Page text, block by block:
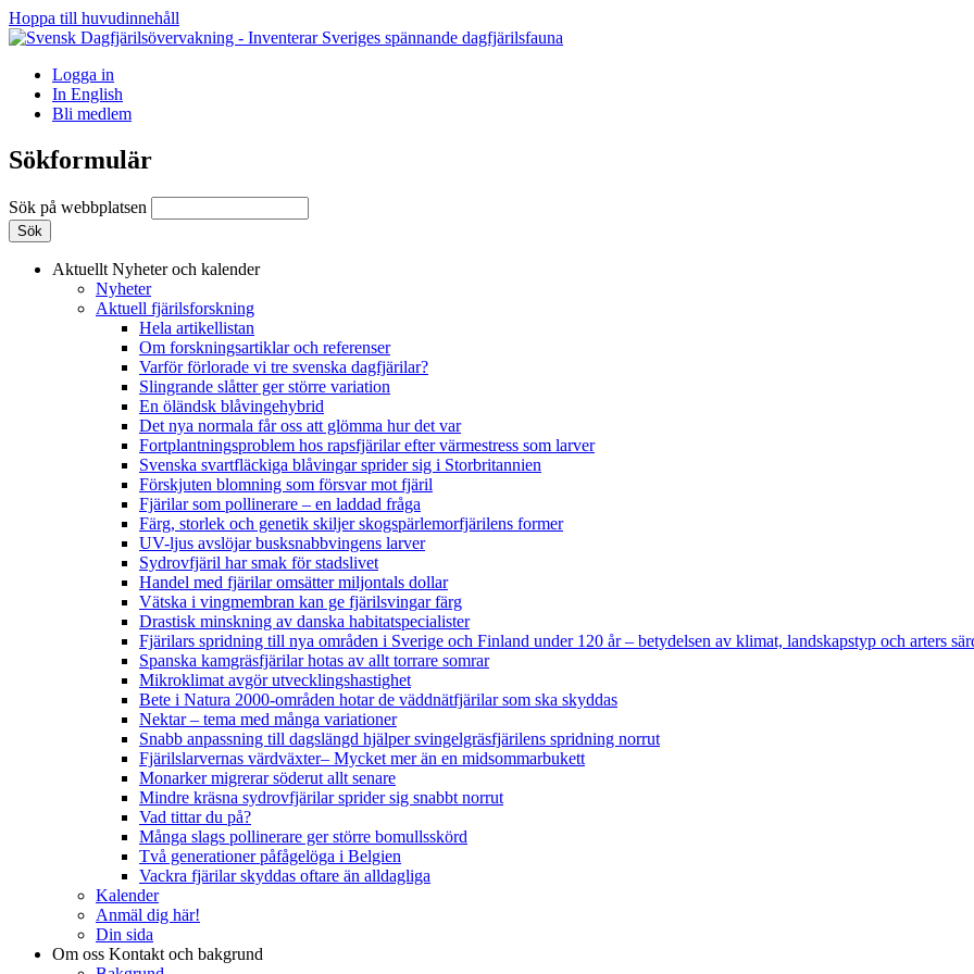
Hoppa till huvudinnehåll
Logga in
In English
Bli medlem
Sökformulär
Sök på webbplatsen
Aktuellt Nyheter och kalender
Nyheter
Aktuell fjärilsforskning
Hela artikellistan
Om forskningsartiklar och referenser
Varför förlorade vi tre svenska dagfjärilar?
Slingrande slåtter ger större variation
En öländsk blåvingehybrid
Det nya normala får oss att glömma hur det var
Fortplantningsproblem hos rapsfjärilar efter värmestress som larver
Svenska svartfläckiga blåvingar sprider sig i Storbritannien
Förskjuten blomning som försvar mot fjäril
Fjärilar som pollinerare – en laddad fråga
Färg, storlek och genetik skiljer skogspärlemorfjärilens former
UV-ljus avslöjar busksnabbvingens larver
Sydrovfjäril har smak för stadslivet
Handel med fjärilar omsätter miljontals dollar
Vätska i vingmembran kan ge fjärilsvingar färg
Drastisk minskning av danska habitatspecialister
Fjärilars spridning till nya områden i Sverige och Finland under 120 år– betydelsen av klimat, landskapstyp och arters
Spanska kamgräsfjärilar hotas av allt torrare somrar
Mikroklimat avgör utvecklingshastighet
Bete i Natura 2000-områden hotar de väddnätfjärilar som ska skyddas
Nektar – tema med många variationer
Snabb anpassning till dagslängd hjälper svingelgräsfjärilens spridning norrut
Fjärilslarvernas värdväxter– Mycket mer än en midsommarbukett
Monarker migrerar söderut allt senare
Mindre kräsna sydrovfjärilar sprider sig snabbt norrut
Vad tittar du på?
Många slags pollinerare ger större bomullsskörd
Två generationer påfågelöga i Belgien
Vackra fjärilar skyddas oftare än alldagliga
Kalender
Anmäl dig här!
Din sida
Om oss Kontakt och bakgrund